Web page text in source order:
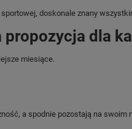
doskonale znany
dla
miesiące.
a spodnie pozostają na